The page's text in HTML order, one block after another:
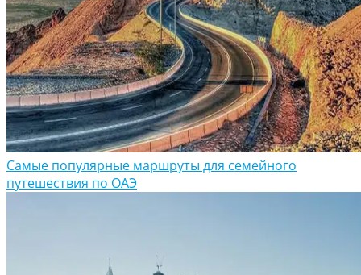
Самые популярные маршруты для семейного
путешествия по ОАЭ